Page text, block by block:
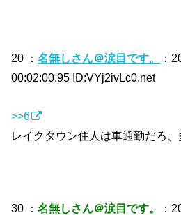
20 ：名無しさん＠涙目です。
：
00:02:00.95 ID:VYj2ivLc0.net
>>6
レイクタウン住人は車通勤だろ、
30 ：名無しさん＠涙目です。
：